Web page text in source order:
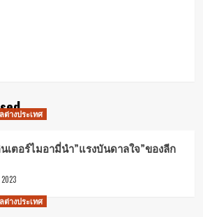
างประเทศ
เตอร์ไมอามี่นำ”แรงบันดาลใจ”ของลีก
างประเทศ